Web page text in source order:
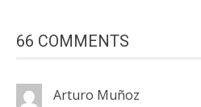
66 COMMENTS
Arturo Muñoz